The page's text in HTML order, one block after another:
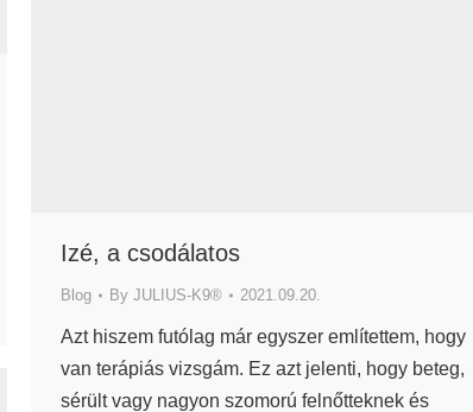
Izé, a csodálatos
Blog By JULIUS-K9® 2021.09.20.
Azt hiszem futólag már egyszer említettem, hogy
van terápiás vizsgám. Ez azt jelenti, hogy beteg,
sérült vagy nagyon szomorú felnőtteknek és